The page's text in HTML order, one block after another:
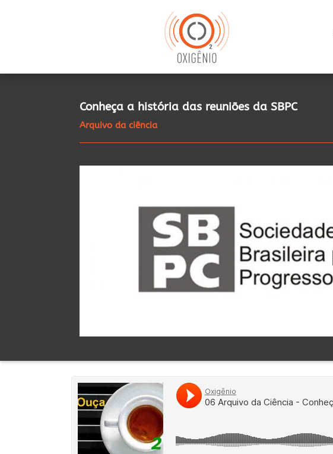
Conheça a história das reuniões da SBPC
Arquivo da ciência